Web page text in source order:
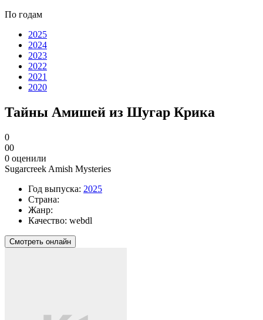
По годам
2025
2024
2023
2022
2021
2020
Тайны Амишей из Шугар Крика
0
00
0 оценили
Sugarcreek Amish Mysteries
Год выпуска: 2025
Страна:
Жанр:
Качество: webdl
Смотреть онлайн